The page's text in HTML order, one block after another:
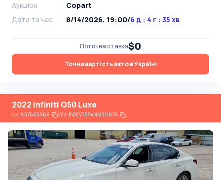
Аукціон
Copart
Дата та час
8/14/2026, 19:00/6 д : 4 г : 35 хв
Поточна ставка$0
Точна вартість авто в Україні
2022 Infiniti Q50 Luxe
Lot#57603966 VIN:JN1EV7BP4NM311878